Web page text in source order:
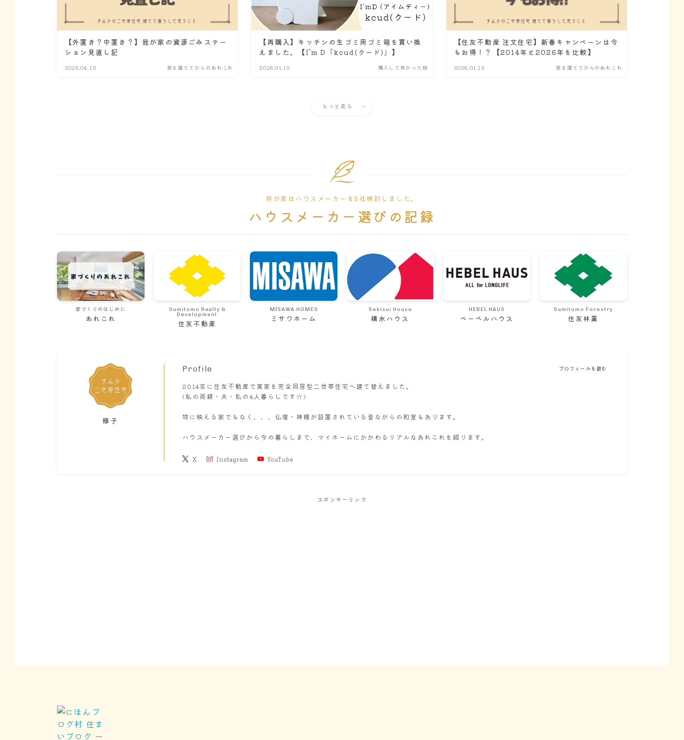
【外置き？中置き？】我が家の資源ごみステー
ション見直し記
2026.04.13 家を建ててからのあれこれ
【再購入】キッチンの生ゴミ用ゴミ箱を買い換
えました。【I’m D「kcud(クード)」】
2026.01.15 購入して良かった物
【住友不動産 注文住宅】新春キャンペーンは今
もお得！？【2014年と2026年を比較】
2026.01.13 家を建ててからのあれこれ
もっと見る
我が家はハウスメーカーを5社検討しました。
ハウスメーカー選びの記録
家づくりのはじめに
あれこれ
Sumitomo Realty &
Development
住友不動産
MISAWA HOMES
ミサワホーム
Sekisui House
積水ハウス
HEBEL HAUS
ベーベルハウス
Sumitomo Forestry
住友林業
修子
Profile
2014年に住友不動産で実家を完全同居型二世帯住宅へ建て替えました。
(私の両親・夫・私の4人暮らしです☆)
特に映える家でもなく、、、仏壇・神棚が設置されている昔ながらの和室もあります。
ハウスメーカー選びから今の暮らしまで、マイホームにかかわるリアルなあれこれを綴ります。
プロフィールを読む
X Instagram YouTube
スポンサーリンク